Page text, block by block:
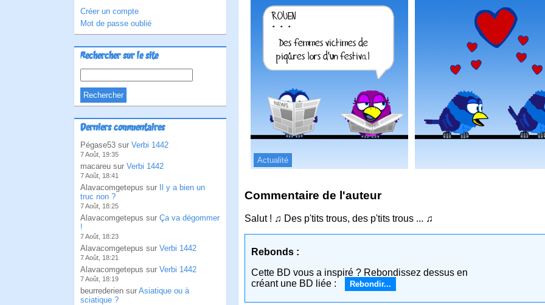
Créer un compte
Mot de passe oublié
Rechercher sur le site
Derniers commentaires
Pégase53 sur Verbi 1442
7 Août, 19:35
macareu sur Verbi 1442
7 Août, 18:41
Alavacomgetepus sur
Il y a bien un
truc non ?
7 Août, 18:25
Alavacomgetepus sur Ça va dégommer
!
7 Août, 18:23
Alavacomgetepus sur Verbi 1442
7 Août, 18:21
Alavacomgetepus sur Verbi 1442
7 Août, 18:19
beurrederien sur Asiatique ou à
sciatique ?
Actualité
Commentaire de l'auteur
Salut ! ♫ Des p'tits trous, des p'tits trous ... ♫
Rebonds :
Cette BD vous a inspiré ? Rebondissez dessus en
créant une BD liée :
Rebondir...